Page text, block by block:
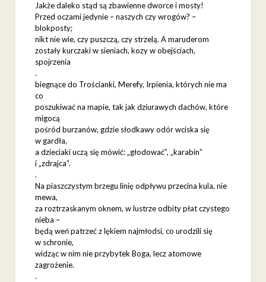
Jakże daleko stąd są zbawienne dworce i mosty!
Przed oczami jedynie – naszych czy wrogów? –
blokposty;
nikt nie wie, czy puszczą, czy strzelą. A maruderom
zostały kurczaki w sieniach, kozy w obejściach,
spojrzenia
.
biegnące do Trościanki, Merefy, Irpienia, których nie ma
co
poszukiwać na mapie, tak jak dziurawych dachów, które
migocą
pośród burzanów, gdzie słodkawy odór wciska się
w gardła,
a dzieciaki uczą się mówić: „głodować”, „karabin”
i „zdrajca”.
.
Na piaszczystym brzegu linię odpływu przecina kula, nie
mewa,
za roztrzaskanym oknem, w lustrze odbity płat czystego
nieba –
będą weń patrzeć z lękiem najmłodsi, co urodzili się
w schronie,
widząc w nim nie przybytek Boga, lecz atomowe
zagrożenie.
.